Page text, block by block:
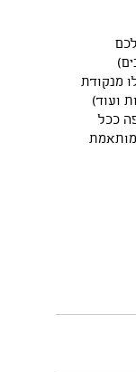
מנקודת
ועוד)
ככל